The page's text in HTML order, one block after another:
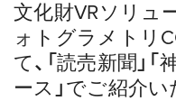
文化財VRソリュ
ォトグラメトリ
て、「読売新聞」
ース」でご紹介い